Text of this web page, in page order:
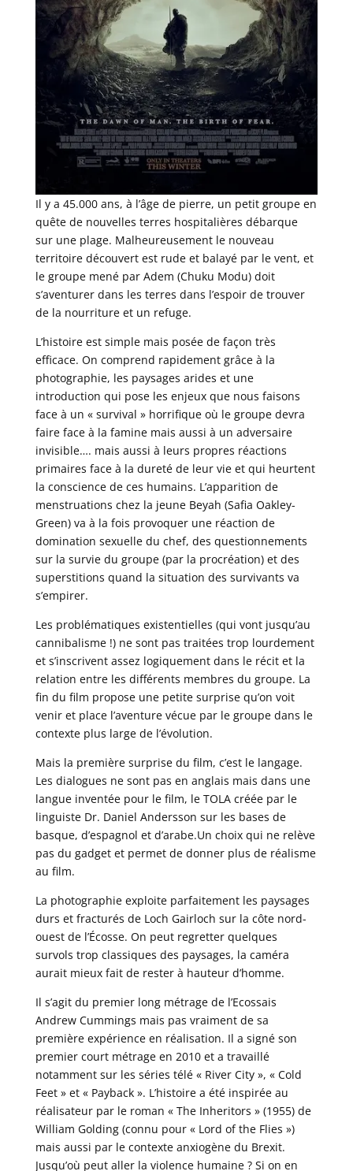
Il y a 45.000 ans, à l’âge de pierre, un petit groupe en
quête de nouvelles terres hospitalières débarque
sur une plage. Malheureusement le nouveau
territoire découvert est rude et balayé par le vent, et
le groupe mené par Adem (Chuku Modu) doit
s’aventurer dans les terres dans l’espoir de trouver
de la nourriture et un refuge.
L’histoire est simple mais posée de façon très
efficace. On comprend rapidement grâce à la
photographie, les paysages arides et une
introduction qui pose les enjeux que nous faisons
face à un « survival » horrifique où le groupe devra
faire face à la famine mais aussi à un adversaire
invisible…. mais aussi à leurs propres réactions
primaires face à la dureté de leur vie et qui heurtent
la conscience de ces humains. L’apparition de
menstruations chez la jeune Beyah (Safia Oakley-
Green) va à la fois provoquer une réaction de
domination sexuelle du chef, des questionnements
sur la survie du groupe (par la procréation) et des
superstitions quand la situation des survivants va
s’empirer.
Les problématiques existentielles (qui vont jusqu’au
cannibalisme !) ne sont pas traitées trop lourdement
et s’inscrivent assez logiquement dans le récit et la
relation entre les différents membres du groupe. La
fin du film propose une petite surprise qu’on voit
venir et place l’aventure vécue par le groupe dans le
contexte plus large de l’évolution.
Mais la première surprise du film, c’est le langage.
Les dialogues ne sont pas en anglais mais dans une
langue inventée pour le film, le TOLA créée par le
linguiste Dr. Daniel Andersson sur les bases de
basque, d’espagnol et d’arabe.Un choix qui ne relève
pas du gadget et permet de donner plus de réalisme
au film.
La photographie exploite parfaitement les paysages
durs et fracturés de Loch Gairloch sur la côte nord-
ouest de l’Écosse. On peut regretter quelques
survols trop classiques des paysages, la caméra
aurait mieux fait de rester à hauteur d’homme.
Il s’agit du premier long métrage de l’Ecossais
Andrew Cummings mais pas vraiment de sa
première expérience en réalisation. Il a signé son
premier court métrage en 2010 et a travaillé
notamment sur les séries télé « River City », « Cold
Feet » et « Payback ». L’histoire a été inspirée au
réalisateur par le roman « The Inheritors » (1955) de
William Golding (connu pour « Lord of the Flies »)
mais aussi par le contexte anxiogène du Brexit.
Jusqu’où peut aller la violence humaine ? Si on en